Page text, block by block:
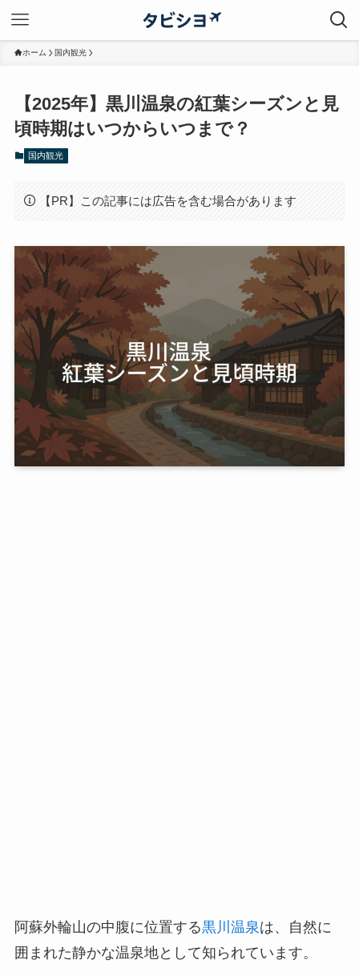
ホーム 国内観光
【2025年】黒川温泉の紅葉シーズンと見
頃時期はいつからいつまで？
国内観光
【PR】この記事には広告を含む場合があります
阿蘇外輪山の中腹に位置する黒川温泉は、自然に
囲まれた静かな温泉地として知られています。